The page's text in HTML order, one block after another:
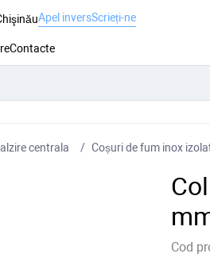
Apel inversScrieți-ne
Contacte
centrala Coșuri de fum inox
Cod